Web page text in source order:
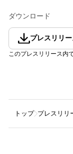
ダウンロード
プレスリリ
このプレスリリース内
トップ プレスリリ